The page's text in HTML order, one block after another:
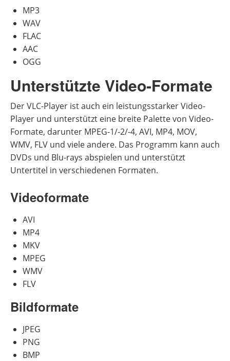
MP3
WAV
FLAC
AAC
OGG
Unterstützte Video-Formate
Der VLC-Player ist auch ein leistungsstarker Video-
Player und unterstützt eine breite Palette von Video-
Formate, darunter MPEG-1/-2/-4, AVI, MP4, MOV,
WMV, FLV und viele andere. Das Programm kann auch
DVDs und Blu-rays abspielen und unterstützt
Untertitel in verschiedenen Formaten.
Videoformate
AVI
MP4
MKV
MPEG
WMV
FLV
Bildformate
JPEG
PNG
BMP